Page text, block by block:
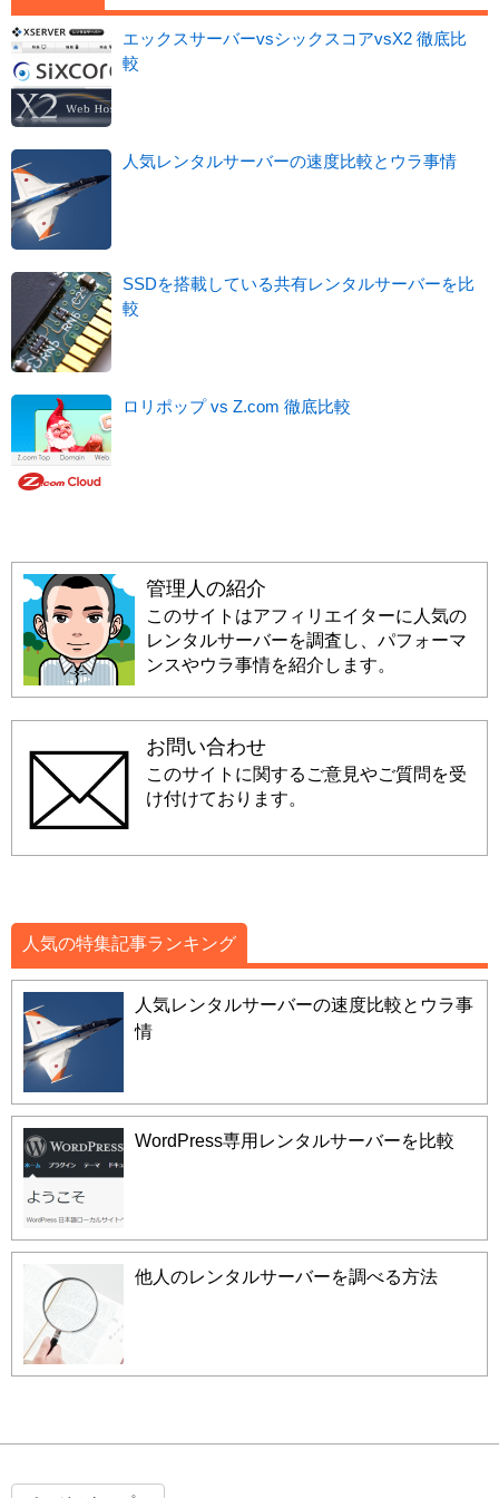
エックスサーバーvsシックスコアvsX2 徹底比
較
人気レンタルサーバーの速度比較とウラ事情
SSDを搭載している共有レンタルサーバーを比
較
ロリポップ vs Z.com 徹底比較
管理人の紹介
このサイトはアフィリエイターに人気の
レンタルサーバーを調査し、パフォーマ
ンスやウラ事情を紹介します。
お問い合わせ
このサイトに関するご意見やご質問を受
け付けております。
人気の特集記事ランキング
人気レンタルサーバーの速度比較とウラ事
情
WordPress専用レンタルサーバーを比較
他人のレンタルサーバーを調べる方法